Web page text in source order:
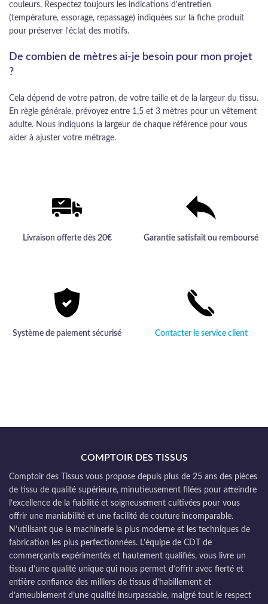
couleurs. Respectez toujours les indications d'entretien
(température, essorage, repassage) indiquées sur la fiche produit
pour préserver l'éclat des motifs.
De combien de mètres ai-je besoin pour mon projet
?
Cela dépend de votre patron, de votre taille et de la largeur du tissu.
En règle générale, prévoyez entre 1,5 et 3 mètres pour un vêtement
adulte. Nous indiquons la largeur de chaque référence pour vous
aider à ajuster votre métrage.
Livraison offerte dès 20€ Garantie satisfait ou remboursé
Système de paiement sécurisé Contacter le service client
COMPTOIR DES TISSUS
Comptoir des Tissus vous propose depuis plus de 25 ans des pièces
de tissu de qualité supérieure, minutieusement filées pour atteindre
l’excellence de la fiabilité et soigneusement cultivées pour vous
offrir une maniabilité et une facilité de couture incomparable.
N’utilisant que la machinerie la plus moderne et les techniques de
fabrication les plus perfectionnées. L’équipe de CDT de
commerçants expérimentés et hautement qualifiés, vous livre un
tissu d’une qualité unique qui nous permet d’offrir avec fierté et
entière confiance des milliers de tissus d’habillement et
d’ameublement d’une qualité insurpassable, malgré tout le respect